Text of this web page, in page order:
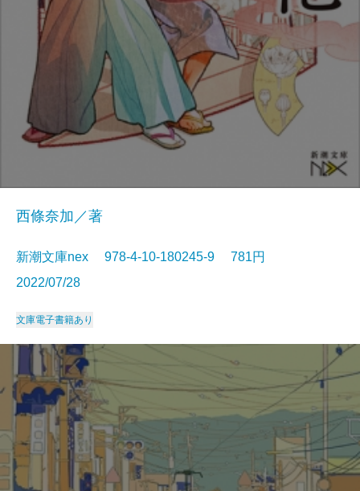
西條奈加／著
新潮文庫nex 978-4-10-180245-9 781円
2022/07/28
文庫電子書籍あり